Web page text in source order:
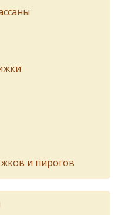
и пирогов